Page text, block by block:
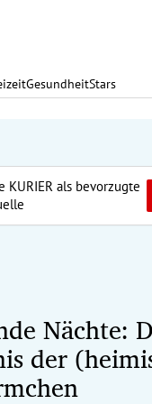
GesundheitStars
KURIER als bevorzugte
Nächte:
der